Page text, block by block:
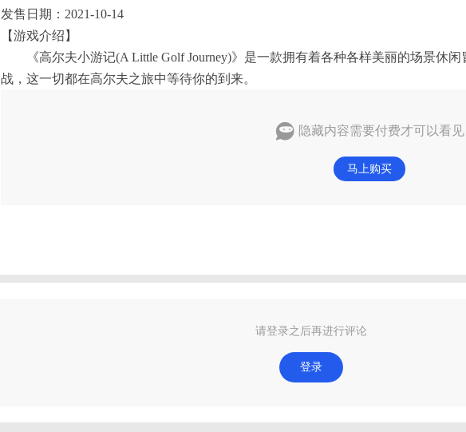
发售日期：2021-10-14
【游戏介绍】
《高尔夫小游记(A Little Golf Journey)》是一款拥有着各种各样美丽的场景休闲
战，这一切都在高尔夫之旅中等待你的到来。
隐藏内容需要付费才可以看见
马上购买
请登录之后再进行评论
登录